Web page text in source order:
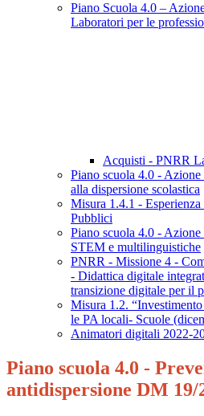
Piano Scuola 4.0 –
Laboratori per le
Acquisti - PNRR
Piano scuola 4.0 -
alla dispersione scolastica
Misura 1.4.1 -
Pubblici
Piano scuola 4.0 -
STEM e multilinguistiche
PNRR - Missione 4 -
- Didattica digitale
transizione digitale per il
Misura 1.2.
le PA locali- Scuole
Animatori digitali 2022-
Piano scuola 4.0 -
antidispersione DM 19/